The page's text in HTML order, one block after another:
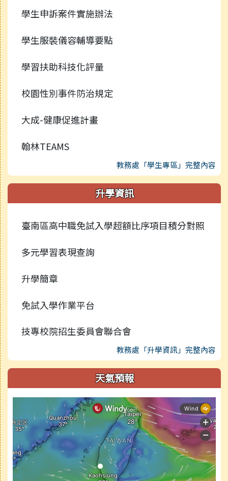
學生申訴案件實施辦法
學生服裝儀容輔導要點
學習扶助科技化評量
校園性別事件防治規定
大成-健康促進計畫
翰林TEAMS
教務處「學生專區」完整內容
升學資訊
臺南區高中職免試入學超額比序項目積分對照
多元學習表現查詢
升學簡章
免試入學作業平台
技專校院招生委員會聯合會
教務處「升學資訊」完整內容
天氣預報